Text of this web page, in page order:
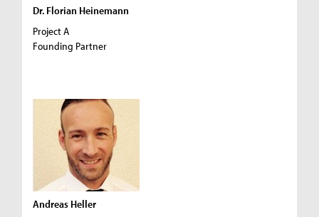
Dr. Florian Heinemann
Project A
Founding Partner
Andreas Heller